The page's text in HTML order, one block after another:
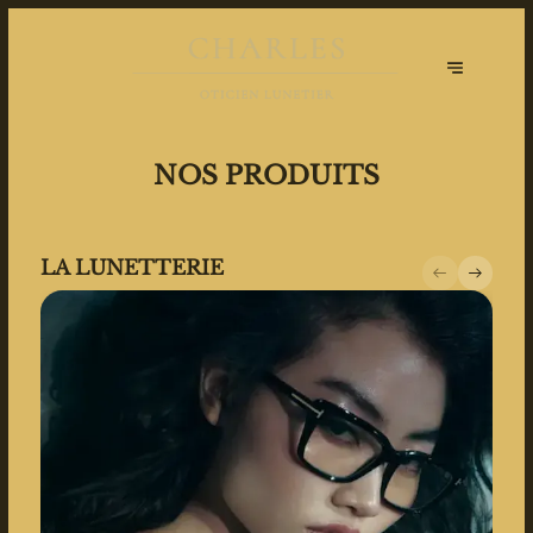
NOS PRODUITS
LA LUNETTERIE